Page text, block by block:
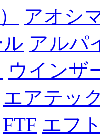
アオシ
アルパ
ウインザ
エアテッ
FTF エフ